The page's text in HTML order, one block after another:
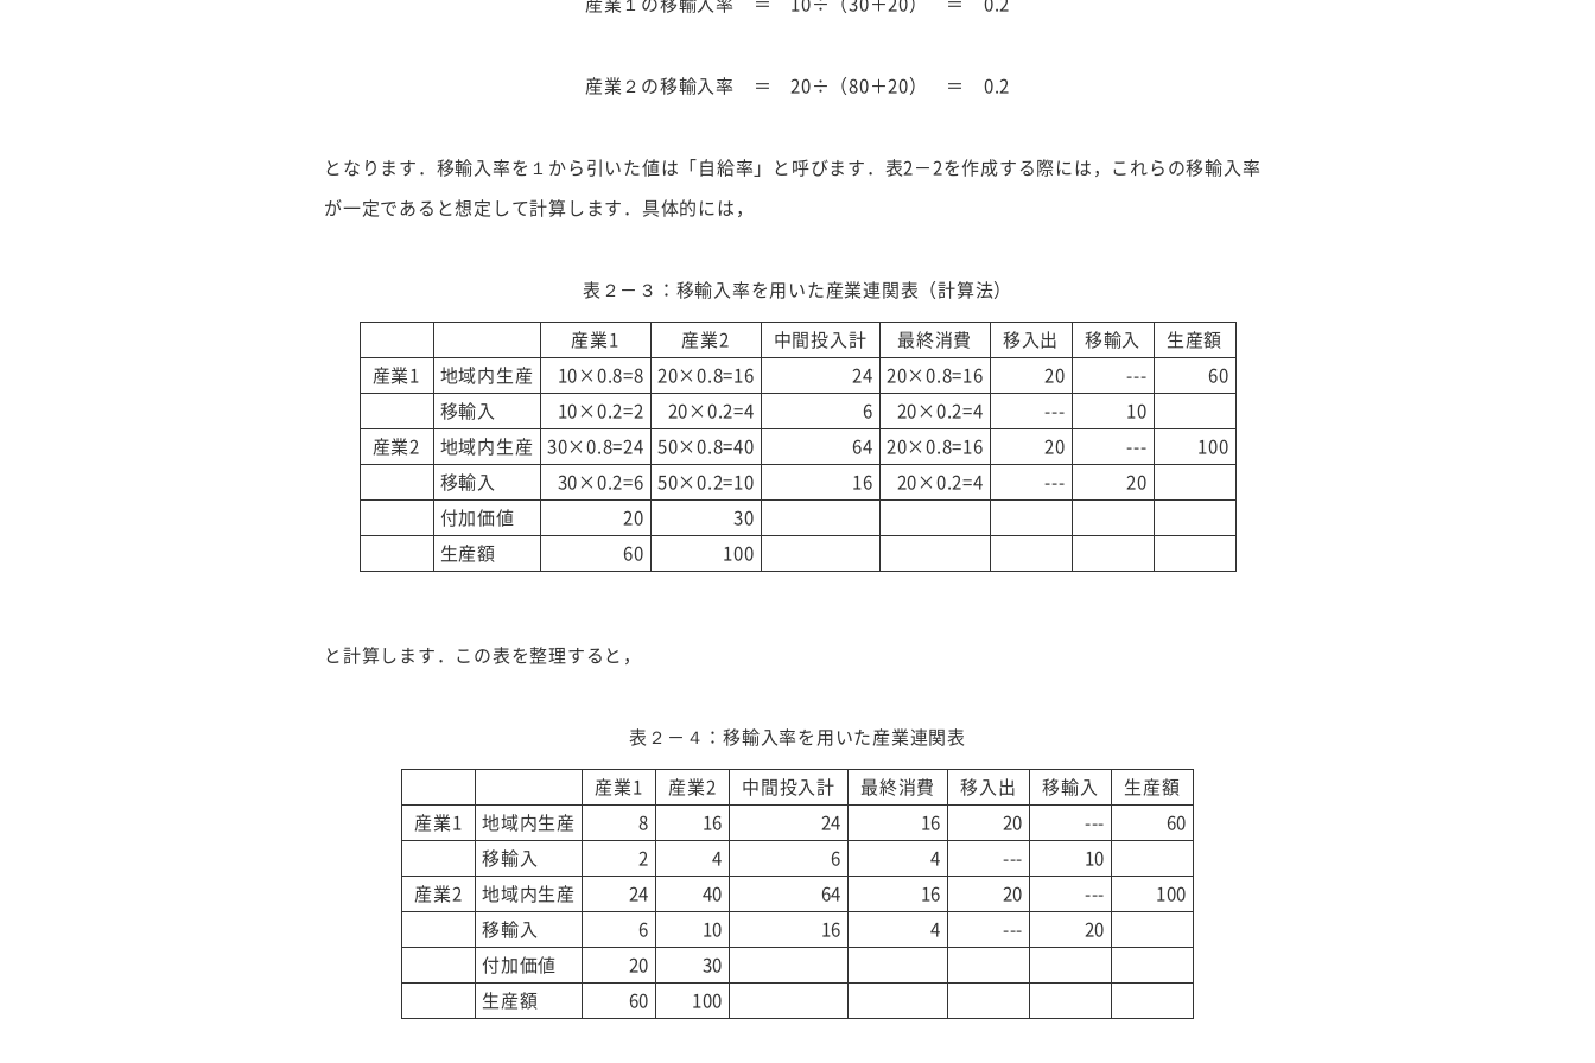
産業２の移輸入率 ＝ 20÷（80＋20） ＝ 0.2
となります．移輸入率を１から引いた値は「自給率」と呼びます．表2－2を作成する際には，これらの移輸入率
が一定であると想定して計算します．具体的には，
表２－３：移輸入率を用いた産業連関表（計算法）
産業1
産業2 中間投入計 最終消費 移入出 移輸入
生産額
産業1
地域内生産 10×0.8=8 20×0.8=16 24 20×0.8=16 20 ---
60
移輸入
10×0.2=2 20×0.2=4 6 20×0.2=4 ---
10
産業2
地域内生産 30×0.8=24 50×0.8=40 64 20×0.8=16 20 ---
100
移輸入
30×0.2=6 50×0.2=10 16 20×0.2=4 ---
20
付加価値
20
30
生産額
60 100
と計算します．この表を整理すると，
表２－４：移輸入率を用いた産業連関表
産業1
産業2 中間投入計 最終消費 移入出 移輸入
生産額
産業1
地域内生産 8 16 24 16 20 ---
60
移輸入
2 4 6 4 ---
10
産業2
地域内生産 24 40 64 16 20 ---
100
移輸入
6 10 16 4 ---
20
付加価値
20
30
生産額
60 100